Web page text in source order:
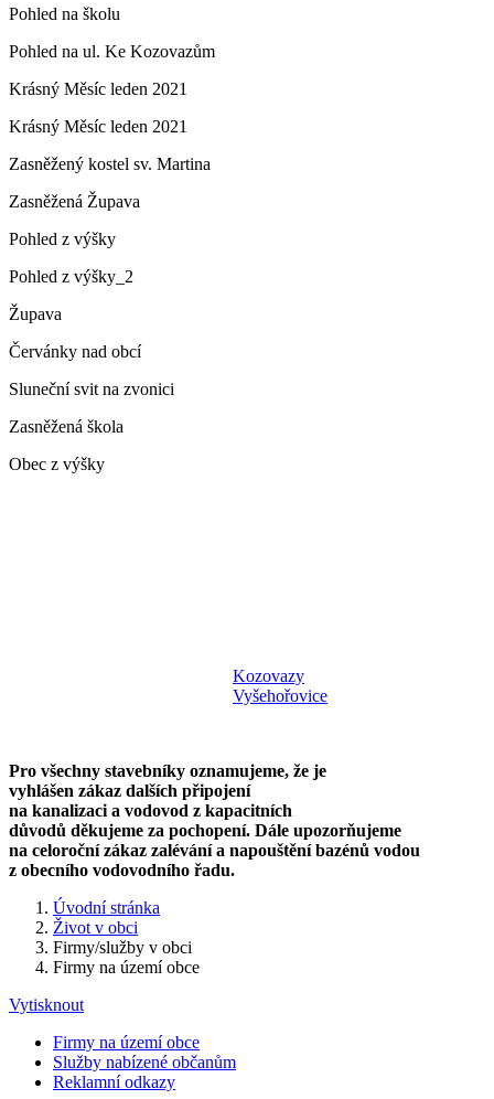
Pohled na školu
Pohled na ul. Ke Kozovazům
Krásný Měsíc leden 2021
Krásný Měsíc leden 2021
Zasněžený kostel sv. Martina
Zasněžená Župava
Pohled z výšky
Pohled z výšky_2
Župava
Červánky nad obcí
Sluneční svit na zvonici
Zasněžená škola
Obec z výšky
Kozovazy
Vyšehořovice
Pro všechny stavebníky oznamujeme, že je
vyhlášen zákaz dalších připojení
na kanalizaci a vodovod z kapacitních
důvodů děkujeme za pochopení. Dále upozorňujeme
na celoroční zákaz zalévání a napouštění bazénů vodou
z obecního vodovodního řadu.
Úvodní stránka
Život v obci
Firmy/služby v obci
Firmy na území obce
Vytisknout
Firmy na území obce
Služby nabízené občanům
Reklamní odkazy